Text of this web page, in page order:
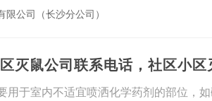
限公司（长沙分公司）
灭鼠公司联系电话，社区小区
用于室内不适宜喷洒化学药剂的部位，